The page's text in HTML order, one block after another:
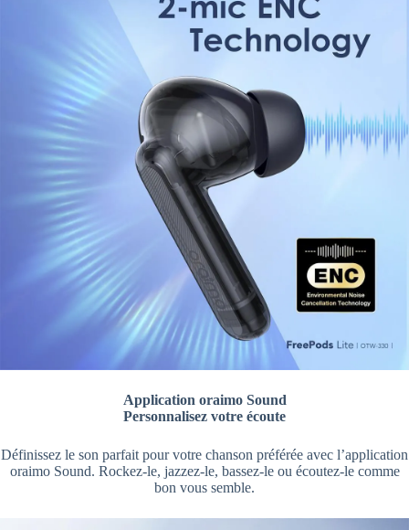
Application oraimo Sound
Personnalisez votre écoute
Définissez le son parfait pour votre chanson préférée avec l’application
oraimo Sound. Rockez-le, jazzez-le, bassez-le ou écoutez-le comme
bon vous semble.